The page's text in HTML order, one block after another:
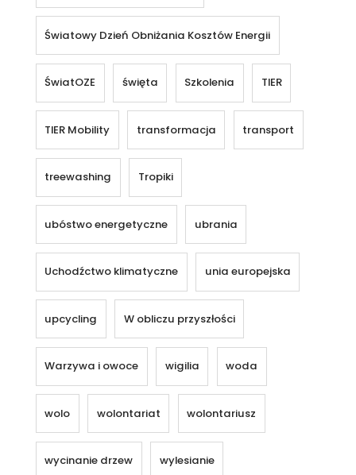
Światowy Dzień Obniżania Kosztów Energii
ŚwiatOZE święta Szkolenia TIER
TIER Mobility transformacja transport
treewashing Tropiki
ubóstwo energetyczne ubrania
Uchodźctwo klimatyczne unia europejska
upcycling W obliczu przyszłości
Warzywa i owoce wigilia woda
wolo wolontariat wolontariusz
wycinanie drzew wylesianie